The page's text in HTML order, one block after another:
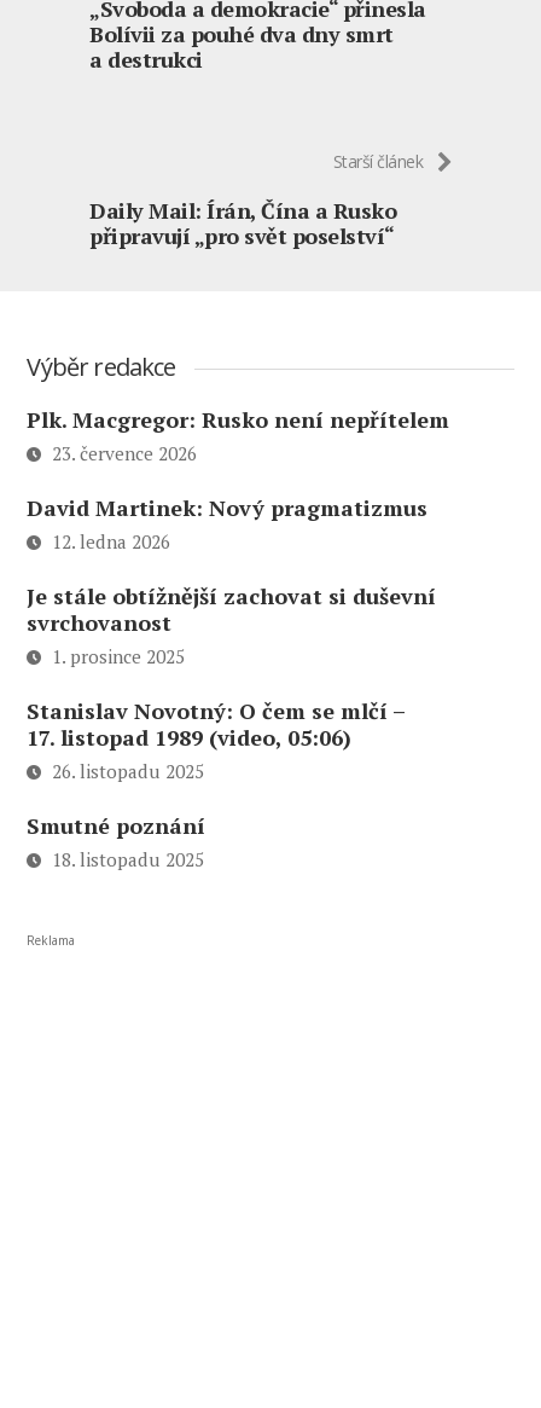
„Svoboda a demokracie“ přinesla
Bolívii za pouhé dva dny smrt
a destrukci
Starší článek
Daily Mail: Írán, Čína a Rusko
připravují „pro svět poselství“
Výběr redakce
Plk. Macgregor: Rusko není nepřítelem
23. července 2026
David Martinek: Nový pragmatizmus
12. ledna 2026
Je stále obtížnější zachovat si duševní
svrchovanost
1. prosince 2025
Stanislav Novotný: O čem se mlčí –
17. listopad 1989 (video, 05:06)
26. listopadu 2025
Smutné poznání
18. listopadu 2025
Reklama